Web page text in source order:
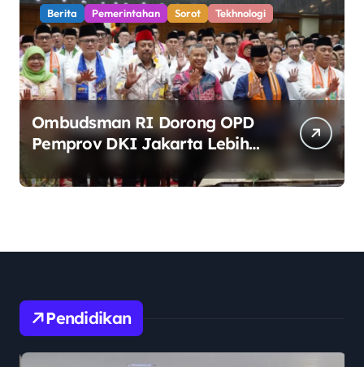
Berita Pemerintahan Sorot Tekhnologi
Ombudsman RI Dorong OPD
Pemprov DKI Jakarta Lebih
Responsif Hadapi Keluhan
Publik di Era Digital
Pendidikan